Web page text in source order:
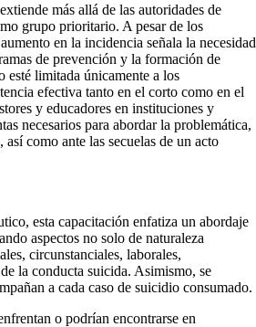
más allá de las autoridades de
grupo prioritario. A pesar de los
en la incidencia señala la necesidad
de prevención y la formación de
esté limitada únicamente a los
efectiva tanto en el corto como en el
y educadores en instituciones y
necesarios para abordar la problemática,
como ante las secuelas de un acto
esta capacitación enfatiza un abordaje
aspectos no solo de naturaleza
circunstanciales, laborales,
la conducta suicida. Asimismo, se
a cada caso de suicidio consumado.
o podrían encontrarse en